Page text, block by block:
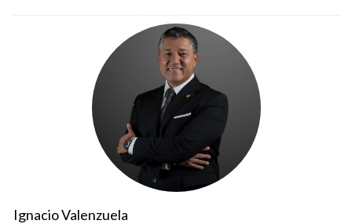
importan. Al final, las ventas superaron nuestras expectativas
Observaciones clave
La importancia de conocer al cliente.
Flexibilidad en el diseño según preferencias.
Crear espacios que fomenten la comunidad.
Considera aplicar encuestas a tus clientes para
obtener información valiosa.
Ignacio Valenzuela